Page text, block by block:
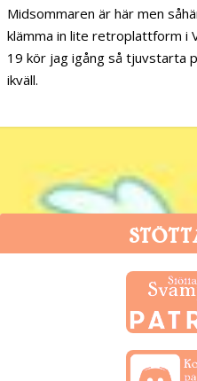
Midsommaren är här men
klämma in lite retroplattform i
19 kör jag igång så tjuvstarta
ikväll.